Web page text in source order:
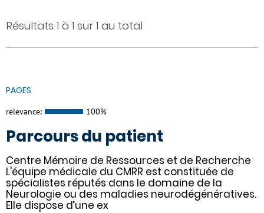
Résultats 1 à 1 sur 1 au total
PAGES
relevance: 100%
Parcours du patient
Centre Mémoire de Ressources et de Recherche
L'équipe médicale du CMRR est constituée de
spécialistes réputés dans le domaine de la
Neurologie ou des maladies neurodégénératives.
Elle dispose d’une ex